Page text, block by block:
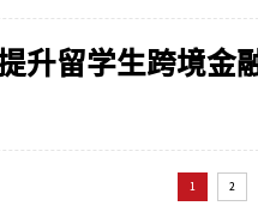
升留学生跨境金
1 2